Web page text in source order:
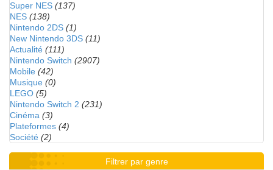
Super NES (137)
NES (138)
Nintendo 2DS (1)
New Nintendo 3DS (11)
Actualité (111)
Nintendo Switch (2907)
Mobile (42)
Musique (0)
LEGO (5)
Nintendo Switch 2 (231)
Cinéma (3)
Plateformes (4)
Société (2)
Filtrer par genre